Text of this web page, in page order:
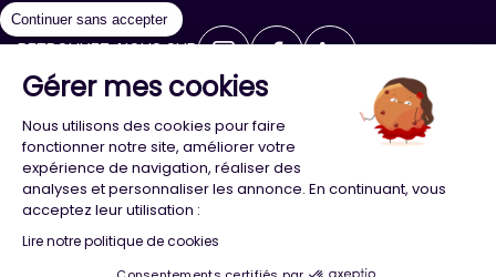
2026 ©Majeur·e·s - Tous droits réservés
Politique de confidentialité
Cookies
Conception Agence Adeliom
Continuer sans accepter
Gérer mes cookies
Nous utilisons des cookies pour faire
fonctionner notre site, améliorer votre
expérience de navigation, réaliser des
analyses et personnaliser les annonce. En continuant, vous
acceptez leur utilisation :
Lire notre politique de cookies